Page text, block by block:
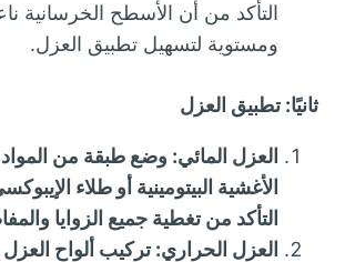
التأكد من أن الأسطح الخرسانية
ومستوية لتسهيل تطبيق العزل.
ثانيًا: تطبيق العزل
العزل المائي: وضع طبقة من المواد
الأغشية البيتومينية أو طلاء
التأكد من تغطية جميع الزوايا
العزل الحراري: تركيب ألواح